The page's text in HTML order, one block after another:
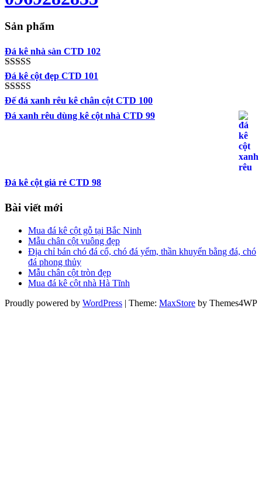
Sản phẩm
Đá kê nhà sàn CTD 102
Được xếp
hạng5.00
Đá kê cột đẹp CTD 101
Được xếp
sao
Đế đá xanh rêu kê chân cột CTD 100
Đá xanh rêu dùng kê cột nhà CTD 99
Đá kê cột giá rẻ CTD 98
Bài viết mới
Mua đá kê cột gỗ tại Bắc Ninh
Mẫu chân cột vuông đẹp
Địa chỉ bán chó đá cổ, chó đá yểm, thần khuyển bằng đá, chó
đá phong thủy
Mẫu chân cột tròn đẹp
Mua đá kê cột nhà Hà Tĩnh
Proudly powered by WordPress | Theme: MaxStore by Themes4WP